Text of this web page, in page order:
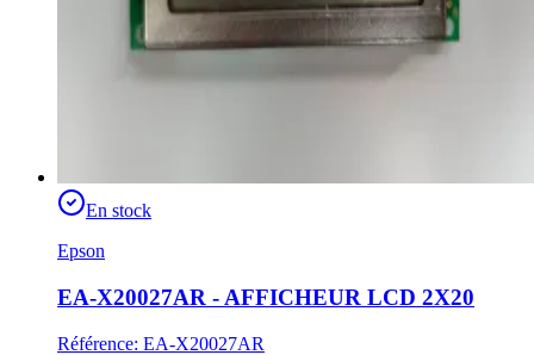
En stock
Epson
EA-X20027AR - AFFICHEUR LCD 2X20
Référence: EA-X20027AR